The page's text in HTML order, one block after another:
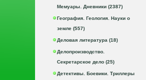
Мемуары. Дневники (2387)
География. Геология. Науки о
земле (557)
Деловая литература (18)
Делопроизводство.
Секретарское дело (25)
Детективы. Боевики. Триллеры